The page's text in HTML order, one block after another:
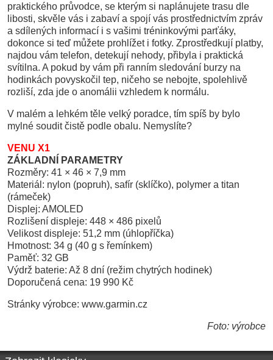
praktického průvodce, se kterým si naplánujete trasu dle
libosti, skvěle vás i zabaví a spojí vás prostřednictvím zpráv
a sdílených informací i s vašimi tréninkovými parťáky,
dokonce si teď můžete prohlížet i fotky. Zprostředkují platby,
najdou vám telefon, detekují nehody, přibyla i praktická
svítilna. A pokud by vám při ranním sledování burzy na
hodinkách povyskočil tep, ničeho se nebojte, spolehlivě
rozliší, zda jde o anomálii vzhledem k normálu.
V malém a lehkém těle velký poradce, tím spíš by bylo
mylné soudit čistě podle obalu. Nemyslíte?
VENU X1
ZÁKLADNÍ PARAMETRY
Rozměry: 41 × 46 × 7,9 mm
Materiál: nylon (popruh), safír (sklíčko), polymer a titan
(rámeček)
Displej: AMOLED
Rozlišení displeje: 448 × 486 pixelů
Velikost displeje: 51,2 mm (úhlopříčka)
Hmotnost: 34 g (40 g s řemínkem)
Paměť: 32 GB
Výdrž baterie: Až 8 dní (režim chytrých hodinek)
Doporučená cena: 19 990 Kč
Stránky výrobce: www.garmin.cz
Foto: výrobce